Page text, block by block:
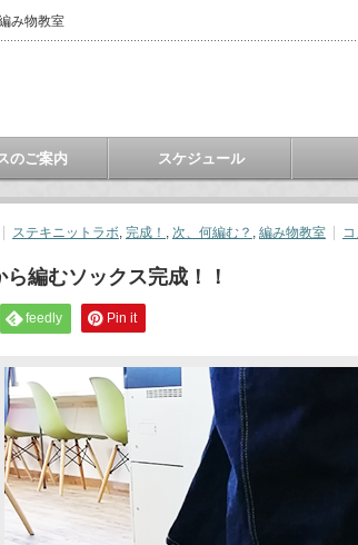
み物教室
のご案内 スケジュール
ステキニットラボ, 完成！ , 次、何編む？ , 編み物教室
ら編むソックス完成！！
feedly Pin it